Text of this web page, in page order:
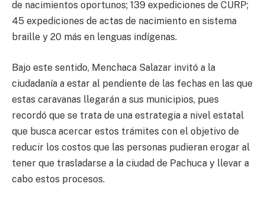
de nacimientos oportunos; 139 expediciones de CURP;
45 expediciones de actas de nacimiento en sistema
braille y 20 más en lenguas indígenas.
Bajo este sentido, Menchaca Salazar invitó a la
ciudadanía a estar al pendiente de las fechas en las que
estas caravanas llegarán a sus municipios, pues
recordó que se trata de una estrategia a nivel estatal
que busca acercar estos trámites con el objetivo de
reducir los costos que las personas pudieran erogar al
tener que trasladarse a la ciudad de Pachuca y llevar a
cabo estos procesos.